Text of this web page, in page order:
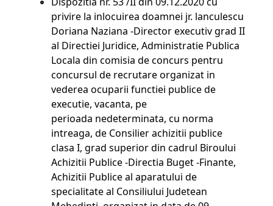
privire la inlocuirea doamnei jr. lanculescu
Doriana Naziana -Director executiv grad II
al Directiei Juridice, Administratie Publica
Locala din comisia de concurs pentru
concursul de recrutare organizat in
vederea ocuparii functiei publice de
executie, vacanta, pe
perioada nedeterminata, cu norma
intreaga, de Consilier achizitii publice
clasa I, grad superior din cadrul Biroului
Achizitii Publice -Directia Buget -Finante,
Achizitii Publice al aparatului de
specialitate al Consiliului Judetean